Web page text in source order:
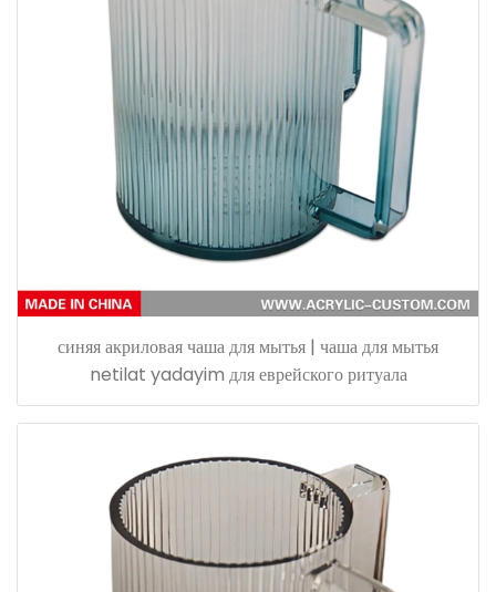
синяя акриловая чаша для мытья | чаша для мытья
netilat yadayim для еврейского ритуала